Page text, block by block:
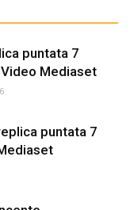
puntata 7
Mediaset
puntata 7